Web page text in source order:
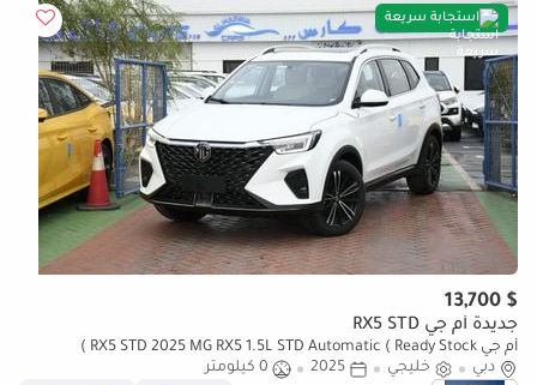
استجابة سريعة
$ 13,700
جديدة أم جي RX5 STD
أم جي RX5 STD 2025 MG RX5 1.5L STD Automatic ( Ready Stock )
دبي
خليجي 2025
0 كيلومتر